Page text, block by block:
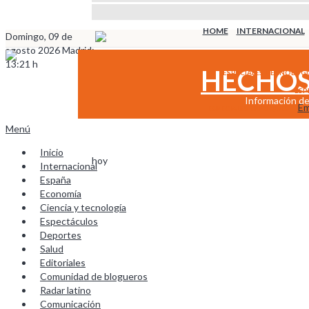
HOME INTERNACIONAL
ESPECIALES
Domingo, 09 de
agosto 2026 Madrid:
13:21 h
Información
Menú
Inicio
Internacional
España
Economía
Ciencia y tecnología
Espectáculos
Deportes
Salud
Editoriales
Comunidad de blogueros
Radar latino
Comunicación